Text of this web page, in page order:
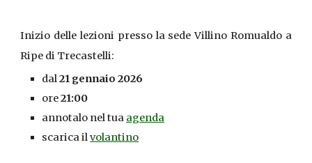
Inizio delle lezioni presso la sede Villino Romualdo a
Ripe di Trecastelli:
dal21 gennaio 2026
ore21:00
annotalo nel tua agenda
scarica ilvolantino